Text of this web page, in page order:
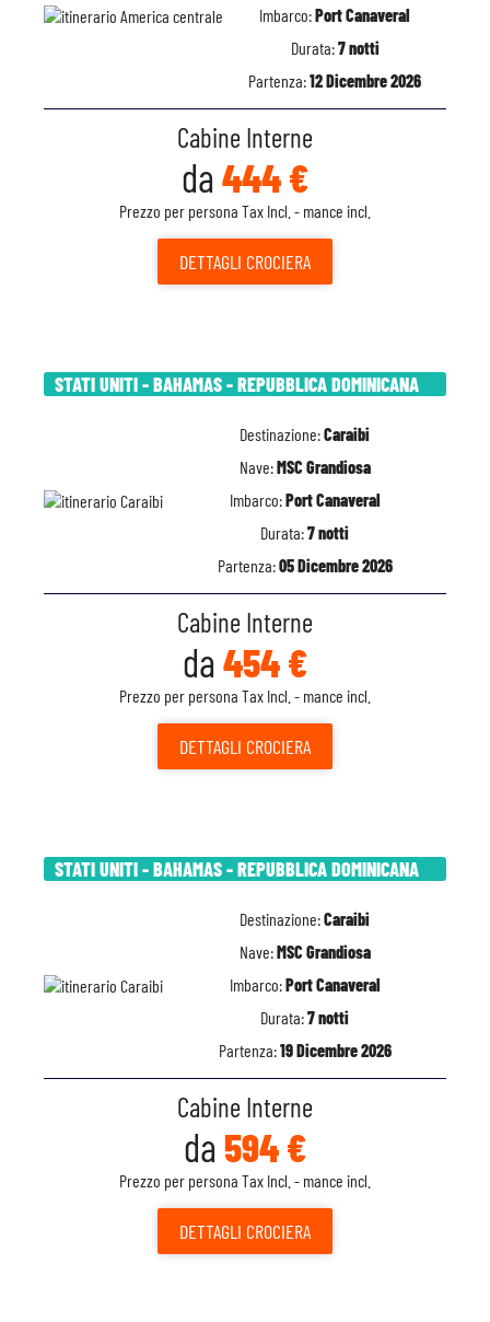
Imbarco:Port Canaveral
Durata:7 notti
Partenza:12 Dicembre 2026
Cabine Interne
da 444 €
Prezzo per persona Tax Incl. - mance incl.
DETTAGLI CROCIERA
STATI UNITI - BAHAMAS - REPUBBLICA DOMINICANA
Destinazione:Caraibi
Nave:MSC Grandiosa
Imbarco:Port Canaveral
Durata:7 notti
Partenza:05 Dicembre 2026
Cabine Interne
da 454 €
Prezzo per persona Tax Incl. - mance incl.
DETTAGLI CROCIERA
STATI UNITI - BAHAMAS - REPUBBLICA DOMINICANA
Destinazione:Caraibi
Nave:MSC Grandiosa
Imbarco:Port Canaveral
Durata:7 notti
Partenza:19 Dicembre 2026
Cabine Interne
da 594 €
Prezzo per persona Tax Incl. - mance incl.
DETTAGLI CROCIERA